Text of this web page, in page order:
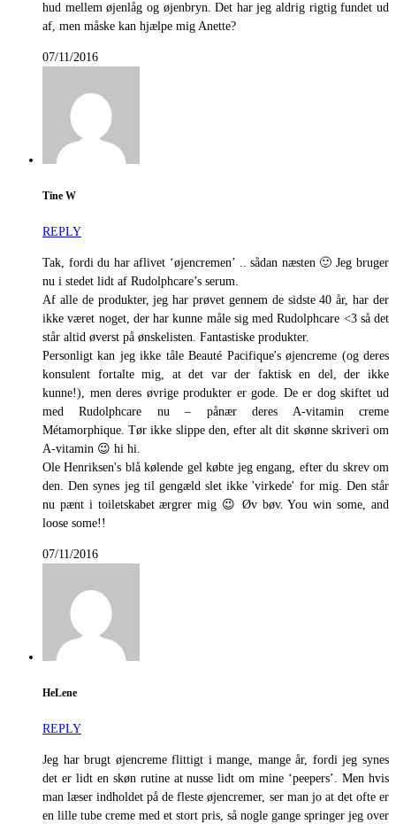
hud mellem øjenlåg og øjenbryn. Det har jeg aldrig rigtig fundet ud
af, men måske kan hjælpe mig Anette?
07/11/2016
Tine W
REPLY
Tak, fordi du har aflivet ‘øjencremen’ .. sådan næsten 🙂 Jeg bruger
nu i stedet lidt af Rudolphcare’s serum.
Af alle de produkter, jeg har prøvet gennem de sidste 40 år, har der
ikke været noget, der har kunne måle sig med Rudolphcare <3 så det
står altid øverst på ønskelisten. Fantastiske produkter.
Personligt kan jeg ikke tåle Beauté Pacifique's øjencreme (og deres
konsulent fortalte mig, at det var der faktisk en del, der ikke
kunne!), men deres øvrige produkter er gode. De er dog skiftet ud
med Rudolphcare nu – pånær deres A-vitamin creme
Métamorphique. Tør ikke slippe den, efter alt dit skønne skriveri om
A-vitamin 😉 hi hi.
Ole Henriksen's blå kølende gel købte jeg engang, efter du skrev om
den. Den synes jeg til gengæld slet ikke 'virkede' for mig. Den står
nu pænt i toiletskabet ærgrer mig 😉 Øv bøv. You win some, and
loose some!!
07/11/2016
HeLene
REPLY
Jeg har brugt øjencreme flittigt i mange, mange år, fordi jeg synes
det er lidt en skøn rutine at nusse lidt om mine ‘peepers’. Men hvis
man læser indholdet på de fleste øjencremer, ser man jo at det ofte er
en lille tube creme med et stort pris, så nogle gange springer jeg over